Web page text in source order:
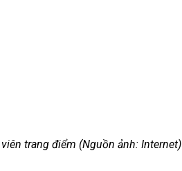
trang điểm (Nguồn ảnh: Internet)